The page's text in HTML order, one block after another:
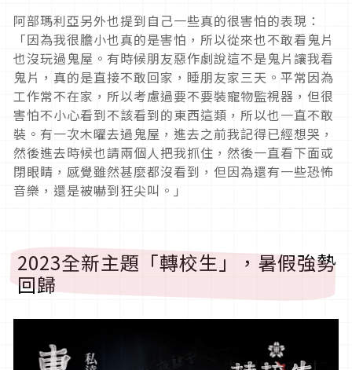
阿部瑪利亞另外也提到自己一些真的很害怕的表現：
「因為我很膽小也真的是害怕，所以從來也不敢看鬼片
也沒玩過鬼屋。有時候朋友惡作劇說這不是鬼片讓我看
鬼片，真的是直接不敢回家，睡朋友家三天。平常因為
工作常不在家，所以考慮過要不要裝寵物監視器，但很
害怕不小心看到不該看到的東西這類，所以也一直不敢
裝。有一次木曜去過鬼屋，進去之前我記得已經想哭，
然後進去時候也請兩個人把我抓住，然後一直看下面或
閉眼睛，感覺雖然甚麼都沒看到，但因為還有一些恐怖
音樂，還是被嚇到狂尖叫。」
2023全新主題「轉校生」，暑假強勢
回歸